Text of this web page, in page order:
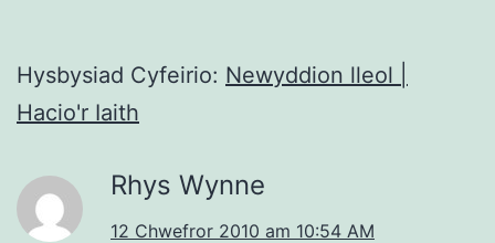
Hysbysiad Cyfeirio: Newyddion lleol |
Hacio'r Iaith
Rhys Wynne
12 Chwefror 2010 am 10:54 AM